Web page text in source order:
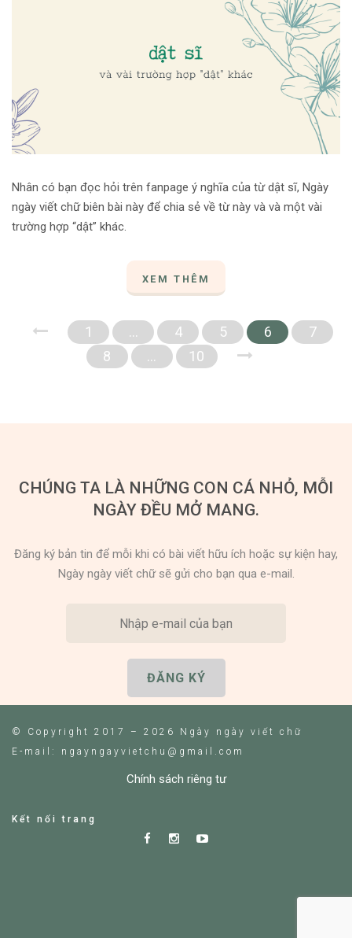
Nhân có bạn đọc hỏi trên fanpage ý nghĩa của từ dật sĩ, Ngày
ngày viết chữ biên bài này để chia sẻ về từ này và và một vài
trường hợp “dật” khác.
XEM THÊM
1 … 4 5 6
7
8
… 10
CHÚNG TA LÀ NHỮNG CON CÁ NHỎ, MỖI
NGÀY ĐỀU MỞ MANG.
Đăng ký bản tin để mỗi khi có bài viết hữu ích hoặc sự kiện hay,
Ngày ngày viết chữ sẽ gửi cho bạn qua e-mail.
© Copyright 2017 – 2026 Ngày ngày viết chữ
E-mail: ngayngayvietchu@gmail.com
Chính sách riêng tư
Kết nối trang